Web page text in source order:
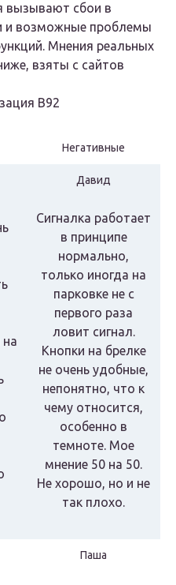
вызывают сбои в
и возможные проблемы
Мнения реальных
взяты с сайтов
В92
Негативные
Давид
Сигналка работает
в принципе
нормально,
только иногда на
парковке не с
первого раза
ловит сигнал.
Кнопки на брелке
не очень удобные,
непонятно, что к
чему относится,
особенно в
темноте. Мое
мнение 50 на 50.
Не хорошо, но и не
так плохо.
Паша